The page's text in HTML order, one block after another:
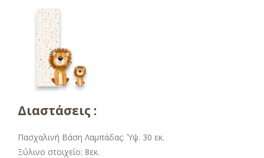
Διαστάσεις :
Πασχαλινή Βάση Λαμπάδας: Ύψ. 30 εκ.
Ξύλινο στοιχείο: 8εκ.